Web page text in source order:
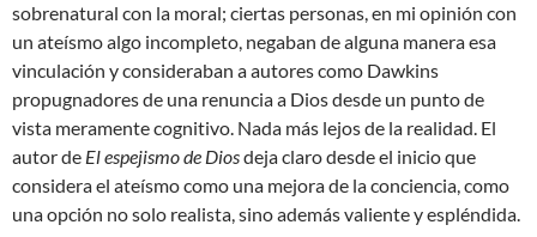
sobrenatural con la moral; ciertas personas, en mi opinión con
un ateísmo algo incompleto, negaban de alguna manera esa
vinculación y consideraban a autores como Dawkins
propugnadores de una renuncia a Dios desde un punto de
vista meramente cognitivo. Nada más lejos de la realidad. El
autor de El espejismo de Diosdeja claro desde el inicio que
considera el ateísmo como una mejora de la conciencia, como
una opción no solo realista, sino además valiente y espléndida.